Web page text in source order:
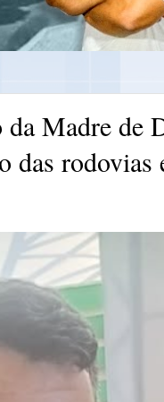
Madre de
das